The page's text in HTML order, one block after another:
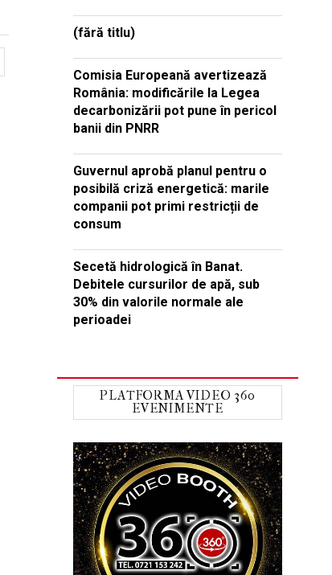
(fără titlu)
Comisia Europeană avertizează
România: modificările la Legea
decarbonizării pot pune în pericol
banii din PNRR
Guvernul aprobă planul pentru o
posibilă criză energetică: marile
companii pot primi restricții de
consum
Secetă hidrologică în Banat.
Debitele cursurilor de apă, sub
30% din valorile normale ale
perioadei
PLATFORMA VIDEO 360
EVENIMENTE